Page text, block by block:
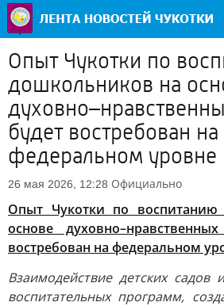
Опыт Чукотки по
дошкольников на
будет востребован на
федеральном уровне
26 мая 2026, 12:28 Официально
Опыт Чукотки по
основе
востребован на федеральном
Взаимодействие детских садов
воспитательных программ,